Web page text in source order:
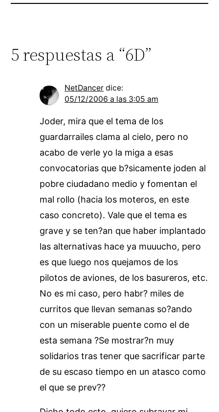
5 respuestas a “6D”
NetDancer dice:
05/12/2006 a las 3:05 am
Joder, mira que el tema de los
guardarrailes clama al cielo, pero no
acabo de verle yo la miga a esas
convocatorias que b?sicamente joden al
pobre ciudadano medio y fomentan el
mal rollo (hacia los moteros, en este
caso concreto). Vale que el tema es
grave y se ten?an que haber implantado
las alternativas hace ya muuucho, pero
es que luego nos quejamos de los
pilotos de aviones, de los basureros, etc.
No es mi caso, pero habr? miles de
curritos que llevan semanas so?ando
con un miserable puente como el de
esta semana ?Se mostrar?n muy
solidarios tras tener que sacrificar parte
de su escaso tiempo en un atasco como
el que se prev??